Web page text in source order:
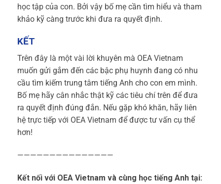
học tập của con. Bởi vậy bố mẹ cần tìm hiểu và tham
khảo kỹ càng trước khi đưa ra quyết định.
KẾT
Trên đây là một vài lời khuyên mà OEA Vietnam
muốn gửi gắm đến các bậc phụ huynh đang có nhu
cầu tìm kiếm trung tâm tiếng Anh cho con em mình.
Bố mẹ hãy cân nhắc thật kỹ các tiêu chí trên để đưa
ra quyết định đúng đắn. Nếu gặp khó khăn, hãy liên
hệ trực tiếp với OEA Vietnam để được tư vấn cụ thể
hơn!
———————————————
Kết nối với OEA Vietnam và cùng học tiếng Anh tại: